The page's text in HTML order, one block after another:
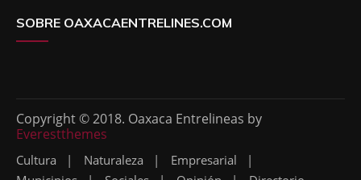
SOBRE OAXACAENTRELINES.COM
Copyright © 2018. Oaxaca Entrelineas by
Everestthemes
Cultura Naturaleza
Empresarial